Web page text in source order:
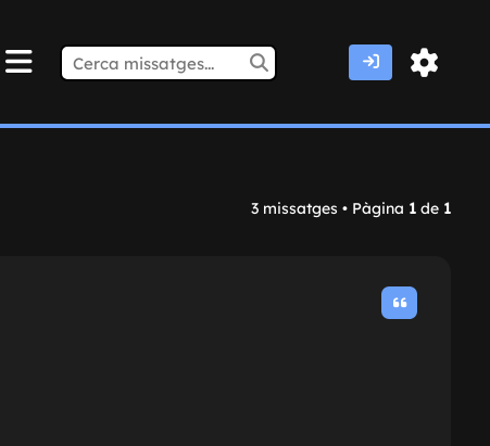
3 missatges • Pàgina 1 de 1